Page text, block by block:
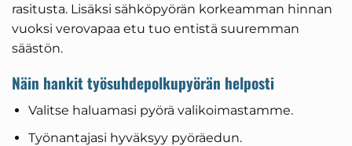
rasitusta. Lisäksi sähköpyörän korkeamman hinnan
vuoksi verovapaa etu tuo entistä suuremman
säästön.
Näin hankit työsuhdepolkupyörän helposti
Valitse haluamasi pyörä valikoimastamme.
Työnantajasi hyväksyy pyöräedun.